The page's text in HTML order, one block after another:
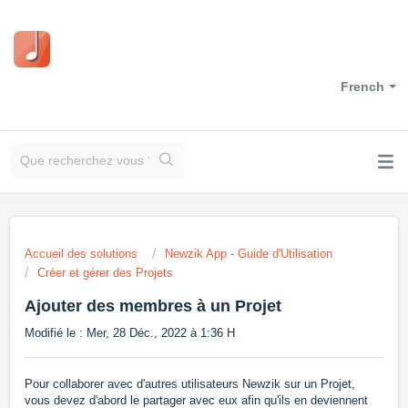
French
Accueil des solutions
Newzik App - Guide d'Utilisation
Créer et gérer des Projets
Ajouter des membres à un Projet
Modifié le : Mer, 28 Déc., 2022 à 1:36 H
Pour collaborer avec d'autres utilisateurs Newzik sur un Projet,
vous devez d'abord le partager avec eux afin qu'ils en deviennent